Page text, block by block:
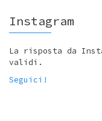
Instagram
La risposta da
validi.
Seguici!